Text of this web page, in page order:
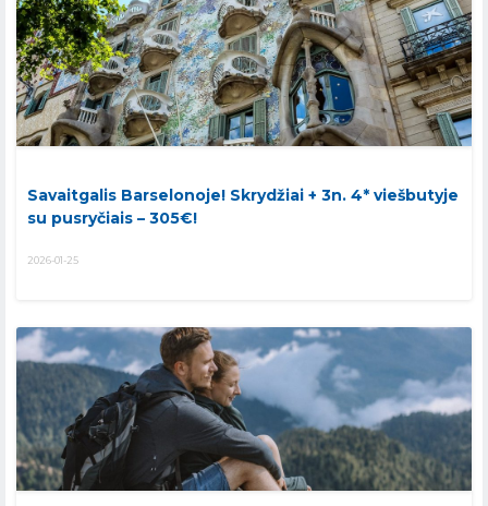
Savaitgalis Barselonoje! Skrydžiai + 3n. 4* viešbutyje
su pusryčiais – 305€!
2026-01-25